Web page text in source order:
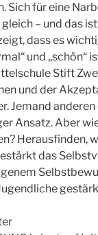
Sich für eine
– und das
dass es
und „schön“
Stift
und der
Jemand
Ansatz. Aber
Herausfinden,
das